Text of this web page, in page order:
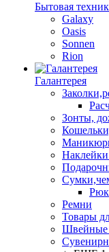
Бытовая
Galaxy
Oasis
Sonnen
Rion
Галантерея
Зонты,
Наклейки
Ремни
Товары
Швейные